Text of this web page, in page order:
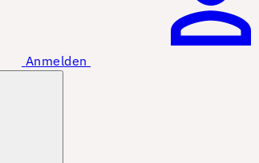
Anmelden